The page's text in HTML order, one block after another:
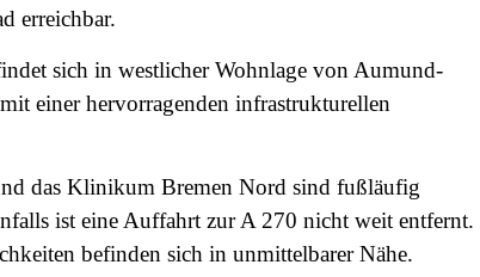
erreichbar.
sich in westlicher Wohnlage von Aumund-
einer hervorragenden infrastrukturellen
das Klinikum Bremen Nord sind fußläufig
ist eine Auffahrt zur A 270 nicht weit entfernt.
befinden sich in unmittelbarer Nähe.